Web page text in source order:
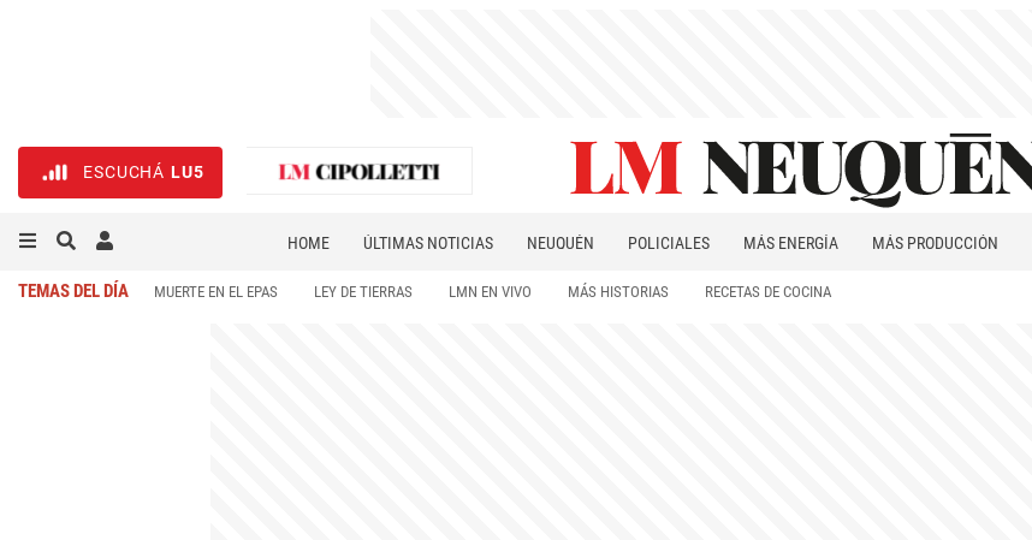
ESCUCHÁ LU5
HOME ÚLTIMAS NOTICIAS NEUQUÉN POLICIALES MÁS ENERGÍA MÁS PRODUCCIÓN
TEMAS DEL DÍA MUERTE EN EL EPAS LEY DE TIERRAS LMN EN VIVO MÁS HISTORIAS RECETAS DE COCINA